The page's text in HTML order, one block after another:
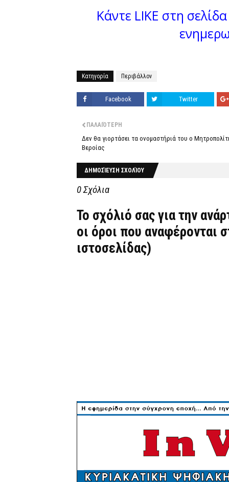
Κάντε LIKE στη
Κατηγορία Περιβάλλον
Facebook Twitter
ΠΑΛΑΙΌΤΕΡΗ
Δεν θα γιορτάσει τα ονομαστήριά του ο
Βεροίας
ΔΗΜΟΣΊΕΥΣΗ ΣΧΟΛΊΟΥ
0 Σχόλια
Το σχόλιό σας για την
οι όροι που αναφέρονται
ιστοσελίδας)